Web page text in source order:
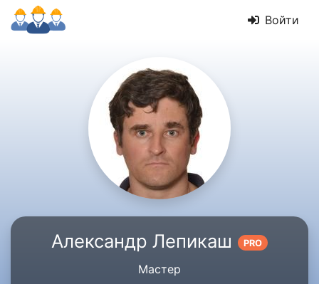
Войти
Александр Лепикаш PRO
Мастер